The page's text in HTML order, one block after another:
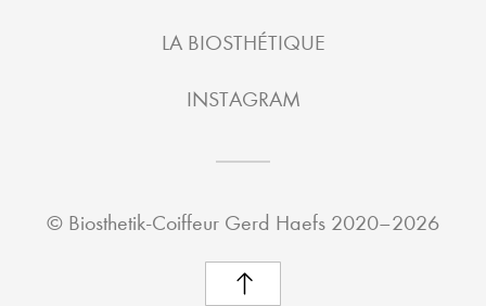
LA BIOSTHÉTIQUE
INSTAGRAM
© Biosthetik-Coiffeur Gerd Haefs 2020–2026